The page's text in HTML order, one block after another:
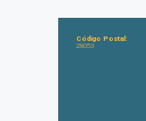
Código Postal:
28053